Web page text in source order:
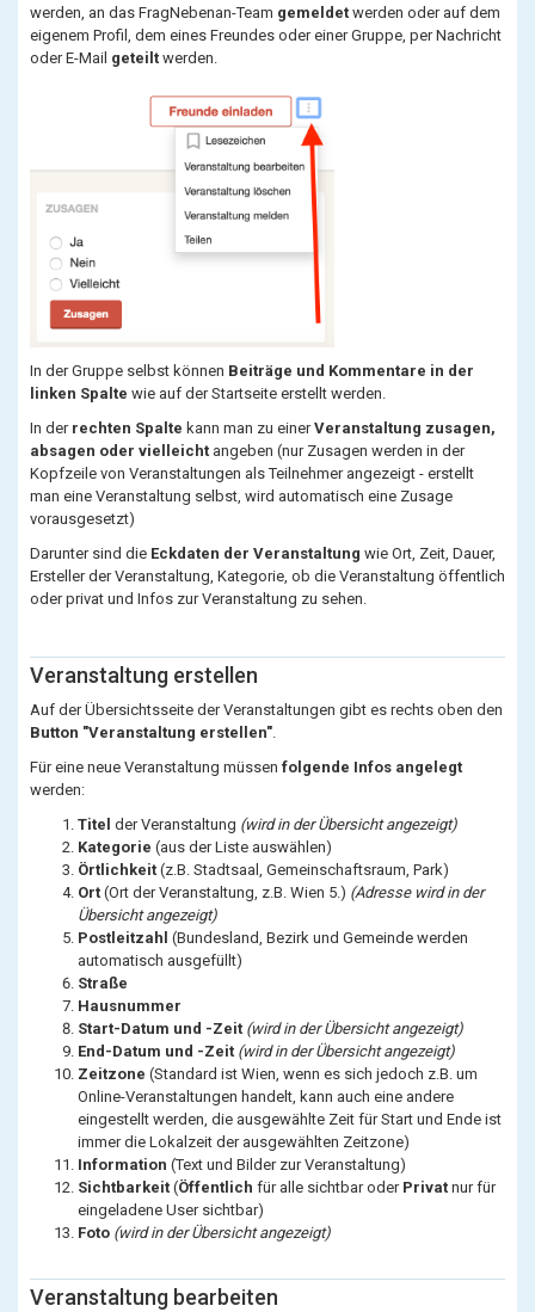
werden, an das FragNebenan-Team gemeldet werden oder auf dem
eigenem Profil, dem eines Freundes oder einer Gruppe, per Nachricht
oder E-Mail geteilt werden.
In der Gruppe selbst können Beiträge und Kommentare in der
linken Spalte wie auf der Startseite erstellt werden.
In der rechten Spalte kann man zu einerVeranstaltung zusagen,
absagen oder vielleicht angeben (nur Zusagen werden in der
Kopfzeile von Veranstaltungen als Teilnehmer angezeigt - erstellt
man eine Veranstaltung selbst, wird automatisch eine Zusage
vorausgesetzt)
Darunter sind die Eckdaten der Veranstaltung wie Ort, Zeit, Dauer,
Ersteller der Veranstaltung, Kategorie, ob die Veranstaltung öffentlich
oder privat und Infos zur Veranstaltung zu sehen.
Veranstaltung erstellen
Auf der Übersichtsseite der Veranstaltungen gibt es rechts oben den
Button "Veranstaltung erstellen".
Für eine neue Veranstaltung müssen folgende Infos angelegt
werden:
Titel der Veranstaltung (wird in der Übersicht angezeigt)
Kategorie (aus der Liste auswählen)
Örtlichkeit (z.B. Stadtsaal, Gemeinschaftsraum, Park)
Ort (Ort der Veranstaltung, z.B. Wien 5.) (Adresse wird in der
Übersicht angezeigt)
Postleitzahl (Bundesland, Bezirk und Gemeinde werden
automatisch ausgefüllt)
Straße
Hausnummer
Start-Datum und -Zeit (wird in der Übersicht angezeigt)
End-Datum und -Zeit (wird in der Übersicht angezeigt)
Zeitzone (Standard ist Wien, wenn es sich jedoch z.B. um
Online-Veranstaltungen handelt, kann auch eine andere
eingestellt werden, die ausgewählte Zeit für Start und Ende ist
immer die Lokalzeit der ausgewählten Zeitzone)
Information (Text und Bilder zur Veranstaltung)
Sichtbarkeit (Öffentlich für alle sichtbar oder Privat nur für
eingeladene User sichtbar)
Foto (wird in der Übersicht angezeigt)
Veranstaltung bearbeiten